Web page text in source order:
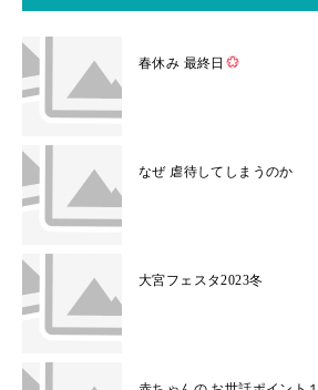
r
春休み 最終日
なぜ 虐待してしまうのか
大宮フェスタ2023冬